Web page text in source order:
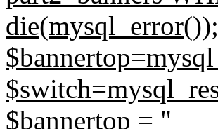
$bannertop = "